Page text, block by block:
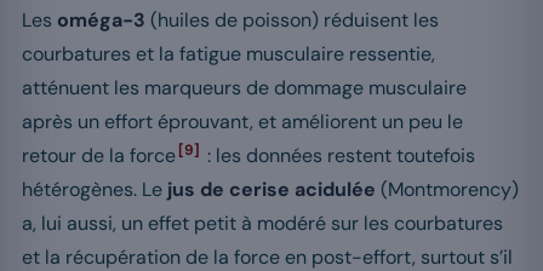
Les oméga-3 (huiles de poisson) réduisent les
courbatures et la fatigue musculaire ressentie,
atténuent les marqueurs de dommage musculaire
après un effort éprouvant, et améliorent un peu le
retour de la force[9] : les données restent toutefois
hétérogènes. Le jus de cerise acidulée (Montmorency)
a, lui aussi, un effet petit à modéré sur les courbatures
et la récupération de la force en post-effort, surtout s’il